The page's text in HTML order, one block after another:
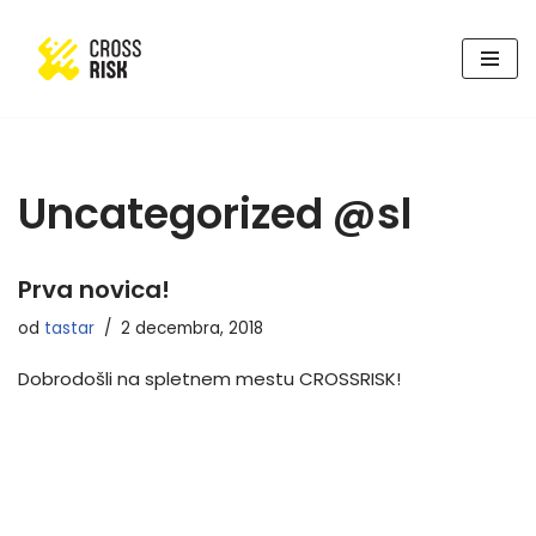
Skoči
Uncategorized @sl
Prva novica!
od tastar 2 decembra, 2018
Dobrodošli na spletnem mestu CROSSRISK!